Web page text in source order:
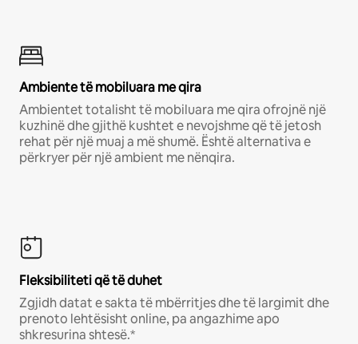
Ambiente të mobiluara me qira
Ambientet totalisht të mobiluara me qira ofrojnë një
kuzhinë dhe gjithë kushtet e nevojshme që të jetosh
rehat për një muaj a më shumë. Është alternativa e
përkryer për një ambient me nënqira.
Fleksibiliteti që të duhet
Zgjidh datat e sakta të mbërritjes dhe të largimit dhe
prenoto lehtësisht online, pa angazhime apo
shkresurina shtesë.*